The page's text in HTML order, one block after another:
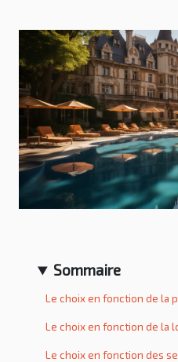
Sommaire
Le choix en fonction de la
Le choix en fonction de la
Le choix en fonction des